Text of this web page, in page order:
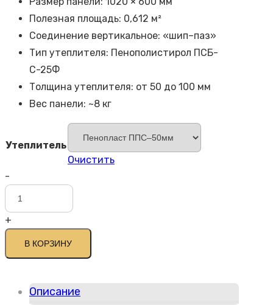
Полезная площадь: 0,612 м²
Соединение вертикальное: «шип–паз»
Тип утеплителя: Пенополистирол ПСБ-
С-25Ф
Толщина утеплителя: от 50 до 100 мм
Вес панели: ~8 кг
Утеплитель
Очистить
-
Количество
товара
Термопанель
Куба
5
+
В КОРЗИНУ
Описание